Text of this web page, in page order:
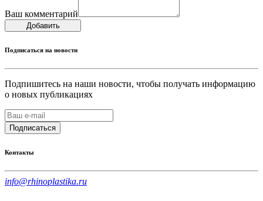
Ваш комментарий
Добавить
Подписаться на новости
Подпишитесь на наши новости, чтобы получать информацию
о новых публикациях
Подписаться
Контакты
info@rhinoplastika.ru